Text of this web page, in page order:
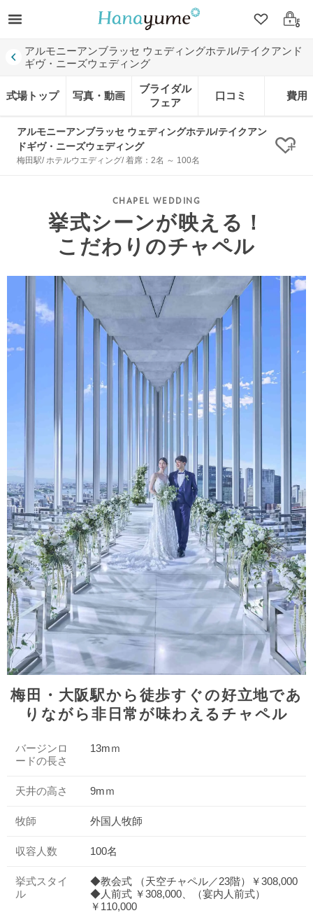
クリップ
ログ
アルモニーアンブラッセ ウェディングホテル/テイクアンド
ギヴ・ニーズウェディング
式場トップ 写真・動画
ブライダル
フェア
口コミ 費用
アルモニーアンブラッセ ウェディングホテル/テイクアン
ドギヴ・ニーズウェディング
梅田駅/ ホテルウエディング/ 着席：2名 ～ 100名 ク
挙式シーンが映える！
こだわりのチャペル
梅田・大阪駅から徒歩すぐの好立地であ
りながら非日常が味わえるチャペル
バージンロ
ードの長さ
13mｍ
天井の高さ 9mｍ
牧師 外国人牧師
収容人数 100名
挙式スタイ
ル
◆教会式 （天空チャペル／23階）￥308,000
◆人前式 ￥308,000、（宴内人前式）
￥110,000